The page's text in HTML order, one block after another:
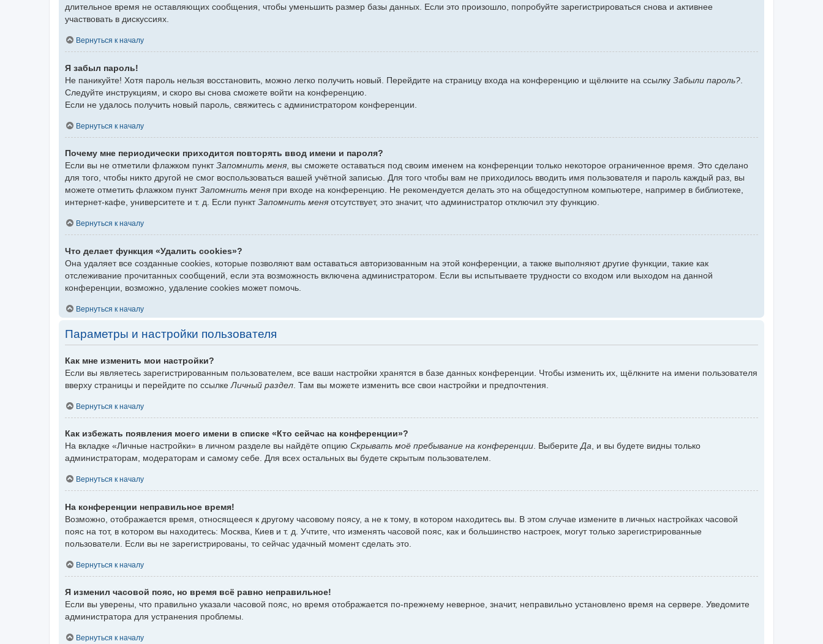
длительное время не оставляющих сообщения, чтобы уменьшить размер базы данных. Если это произошло, попробуйте зарегистрироваться снова и активнее
участвовать в дискуссиях.
Вернуться к началу
Я забыл пароль!
Не паникуйте! Хотя пароль нельзя восстановить, можно легко получить новый. Перейдите на страницу входа на конференцию и щёлкните на ссылку Забыли пароль?
Следуйте инструкциям, и скоро вы снова сможете войти на конференцию.
Если не удалось получить новый пароль, свяжитесь с администратором конференции.
Вернуться к началу
Почему мне периодически приходится повторять ввод имени и пароля?
Если вы не отметили флажком пунктЗапомнить меня , вы сможете оставаться под своим именем на конференции только некоторое ограниченное время. Это сделано
для того, чтобы никто другой не смог воспользоваться вашей учётной записью. Для того чтобы вам не приходилось вводить имя пользователя и пароль каждый раз, вы
можете отметить флажком пунктЗапомнить меня при входе на конференцию. Не рекомендуется делать это на общедоступном компьютере, например в библиотеке,
интернет-кафе, университете и т. д. Если пунктЗапомнить меня отсутствует, это значит, что администратор отключил эту функцию.
Вернуться к началу
Что делает функция «Удалить cookies»?
Она удаляет все созданные cookies, которые позволяют вам оставаться авторизованным на этой конференции, а также выполняют другие функции, такие как
отслеживание прочитанных сообщений, если эта возможность включена администратором. Если вы испытываете трудности со входом или выходом на данной
конференции, возможно, удаление cookies может помочь.
Вернуться к началу
Параметры и настройки пользователя
Как мне изменить мои настройки?
Если вы являетесь зарегистрированным пользователем, все ваши настройки хранятся в базе данных конференции. Чтобы изменить их, щёлкните на имени пользователя
вверху страницы и перейдите по ссылке Личный раздел . Там вы можете изменить все свои настройки и предпочтения.
Вернуться к началу
Как избежать появления моего имени в списке «Кто сейчас на конференции»?
На вкладке «Личные настройки» в личном разделе вы найдёте опцию Скрывать моё пребывание на конференции . Выберите Да , и вы будете видны только
администраторам, модераторам и самому себе. Для всех остальных вы будете скрытым пользователем.
Вернуться к началу
На конференции неправильное время!
Возможно, отображается время, относящееся к другому часовому поясу, а не к тому, в котором находитесь вы. В этом случае измените в личных настройках часовой
пояс на тот, в котором вы находитесь: Москва, Киев и т. д. Учтите, что изменять часовой пояс, как и большинство настроек, могут только зарегистрированные
пользователи. Если вы не зарегистрированы, то сейчас удачный момент сделать это.
Вернуться к началу
Я изменил часовой пояс, но время всё равно неправильное!
Если вы уверены, что правильно указали часовой пояс, но время отображается по-прежнему неверное, значит, неправильно установлено время на сервере. Уведомите
администратора для устранения проблемы.
Вернуться к началу